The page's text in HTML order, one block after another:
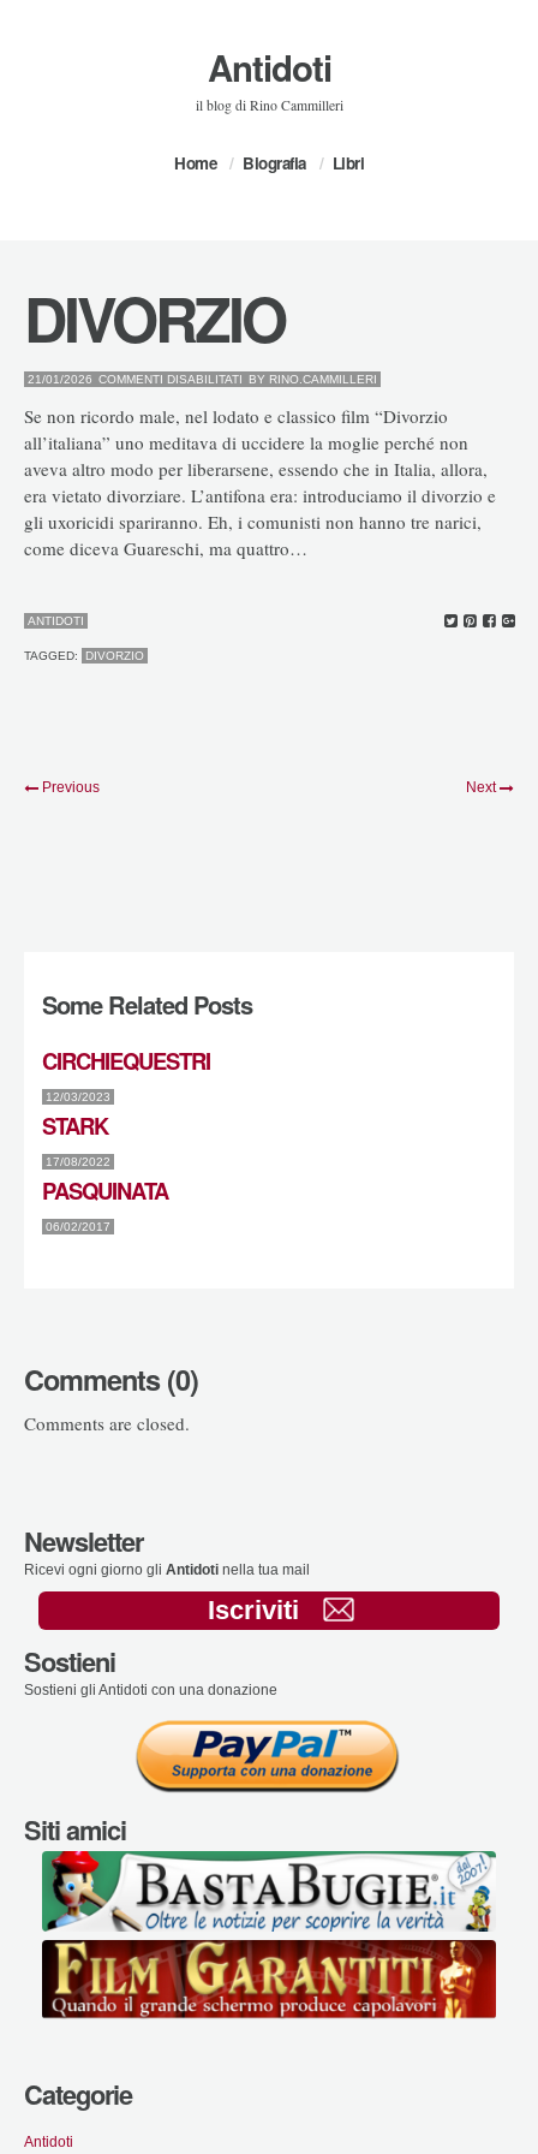
Antidoti
il blog di Rino Cammilleri
Home Biografia Libri
DIVORZIO
21/01/2026 COMMENTI DISABILITATI SU
BY RINO.CAMMILLERI
Se non ricordo male, nel lodato e classico film “Divorzio
all’italiana” uno meditava di uccidere la moglie perché non
aveva altro modo per liberarsene, essendo che in Italia, allora,
era vietato divorziare. L’antifona era: introduciamo il divorzio e
gli uxoricidi spariranno. Eh, i comunisti non hanno tre narici,
come diceva Guareschi, ma quattro…
ANTIDOTI
TAGGED: DIVORZIO
Previous Next
Some Related Posts
CIRCHIEQUESTRI
12/03/2023
STARK
17/08/2022
PASQUINATA
06/02/2017
Comments (0)
Comments are closed.
Newsletter
Ricevi ogni giorno gli Antidoti nella tua mail
Iscriviti
Sostieni
Sostieni gli Antidoti con una donazione
Siti amici
Categorie
Antidoti